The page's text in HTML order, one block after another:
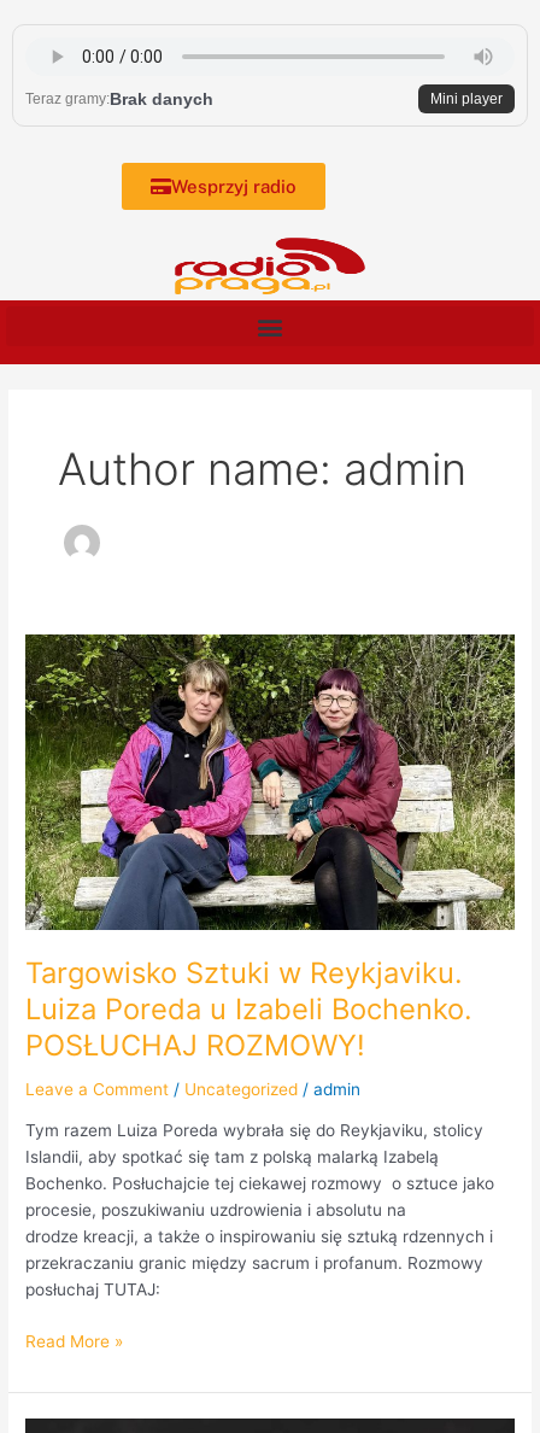
content
Teraz gramy:Brak danych Mini player
Wesprzyj radio
Author name: admin
Targowisko Sztuki w Reykjaviku.
Luiza Poreda u Izabeli Bochenko.
POSŁUCHAJ ROZMOWY!
Leave a Comment / Uncategorized /admin
Tym razem Luiza Poreda wybrała się do Reykjaviku, stolicy
Islandii, aby spotkać się tam z polską malarką Izabelą
Bochenko. Posłuchajcie tej ciekawej rozmowy o sztuce jako
procesie, poszukiwaniu uzdrowienia i absolutu na
drodze kreacji, a także o inspirowaniu się sztuką rdzennych i
przekraczaniu granic między sacrum i profanum. Rozmowy
posłuchaj TUTAJ:
Targowisko
Sztuki
w
Reykjaviku.
Luiza
Poreda
u
Izabeli
Bochenko.
POSŁUCHAJ
ROZMOWY!
Read More »